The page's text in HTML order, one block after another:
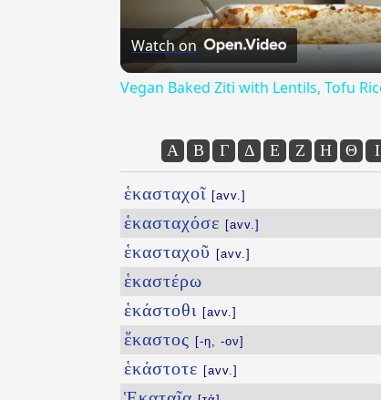
Watch on
Vegan Baked Ziti with Lentils, Tofu
Α Β Γ Δ Ε Ζ Η Θ Ι
ἑκασταχοῖ [avv.]
ἑκασταχόσε [avv.]
ἑκασταχοῦ [avv.]
ἑκαστέρω
ἑκάστοθι
[avv.]
ἕκαστος [-η, -ον]
ἑκάστοτε [avv.]